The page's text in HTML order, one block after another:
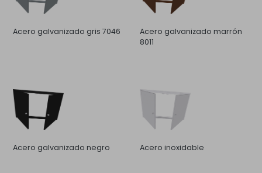
Acero galvanizado gris 7046
Acero galvanizado marrón
8011
Acero galvanizado negro Acero inoxidable